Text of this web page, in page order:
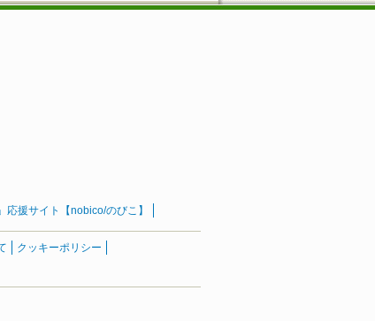
援サイト【nobico/のびこ】
クッキーポリシー